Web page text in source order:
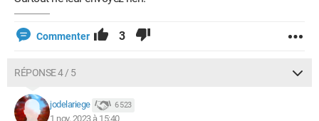
Commenter 3
RÉPONSE 4 / 5
jodelariege 6 523
1 nov. 2023 à 15:40